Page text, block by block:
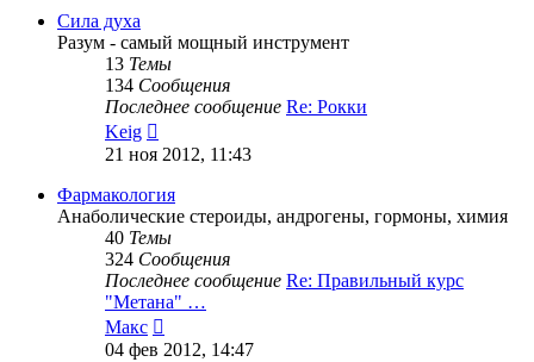
Сила духа
Разум - самый мощный инструмент
13 Темы
134 Сообщения
Последнее сообщение Re: Рокки
Keig
к
сообщению
21 ноя 2012, 11:43
Фармакология
Анаболические стероиды, андрогены, гормоны, химия
40 Темы
324 Сообщения
Последнее сообщение Re: Правильный курс
"Метана" …
Макс
к
04 фев 2012, 14:47